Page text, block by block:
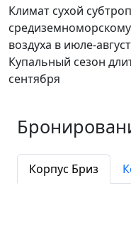
Климат сухой
воздуха в июле-
Купальный сезон
сентября
Корпус Бриз